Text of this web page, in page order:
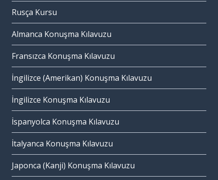
Rusça Kursu
Almanca Konuşma Kılavuzu
Fransızca Konuşma Kılavuzu
İngilizce (Amerikan) Konuşma Kılavuzu
İngilizce Konuşma Kılavuzu
İspanyolca Konuşma Kılavuzu
İtalyanca Konuşma Kılavuzu
Japonca (Kanji) Konuşma Kılavuzu